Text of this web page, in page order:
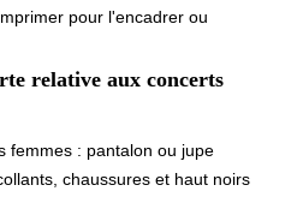
pour l'encadrer ou
relative aux concerts
femmes : pantalon ou jupe
chaussures et haut noirs